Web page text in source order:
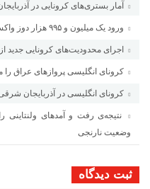
آمار بستری‌های کرونایی در
ورود یک میلیون و ۹۹۵ هزار دوز واکسن کرونا/ واکنش به فروش واکسن
اجرای محدودیت‌های کرونایی جدید
کرونای انگلیسی پروازهای عراق را
کرونای انگلیسی در آذربایجان
وضعیت نارنجی
ثبت دیدگاه